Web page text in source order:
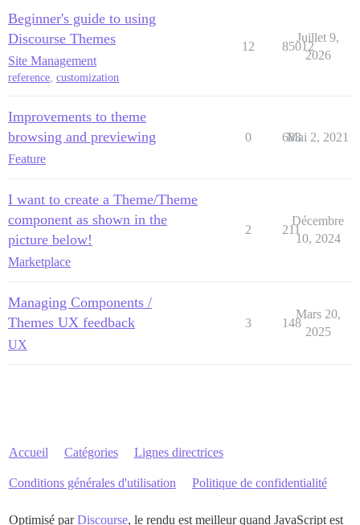
Beginner's guide to using
Discourse Themes
Site Management
reference, customization
12 85012
Juillet 9,
2026
Improvements to theme
browsing and previewing
Feature
0 683
Mai 2, 2021
I want to create a Theme/Theme
component as shown in the
picture below!
Marketplace
2 211
Décembre
10, 2024
Managing Components /
Themes UX feedback
UX
3 148
Mars 20,
2025
Accueil Catégories Lignes directrices
Conditions générales d'utilisation Politique de confidentialité
Optimisé parDiscourse, le rendu est meilleur quand JavaScript est